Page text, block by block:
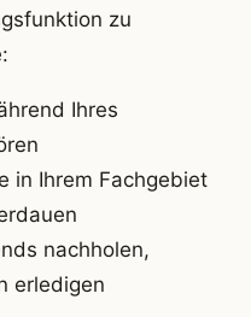
zu
Ihres
in Ihrem Fachgebiet
nachholen,
erledigen